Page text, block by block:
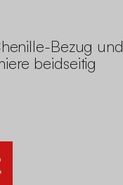
Bezug und
beidseitig